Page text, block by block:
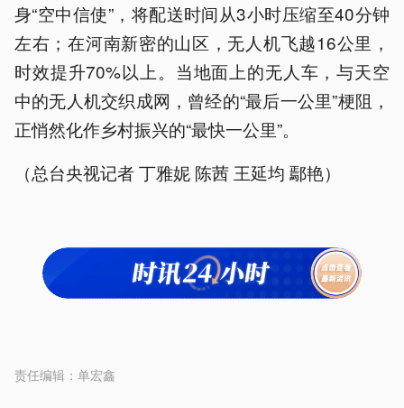
身“空中信使”，将配送时间从3小时压缩至40分钟
左右；在河南新密的山区，无人机飞越16公里，
时效提升70%以上。当地面上的无人车，与天空
中的无人机交织成网，曾经的“最后一公里”梗阻，
正悄然化作乡村振兴的“最快一公里”。
（总台央视记者 丁雅妮 陈茜 王延均 鄢艳）
责任编辑： 单宏鑫